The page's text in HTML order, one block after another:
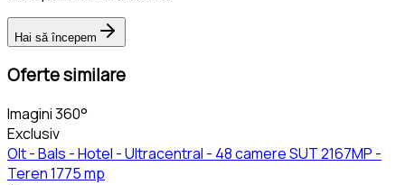
Hai să începem
Oferte similare
Imagini 360°
Exclusiv
Olt - Bals - Hotel - Ultracentral - 48 camere SUT 2167MP -
Teren 1775 mp